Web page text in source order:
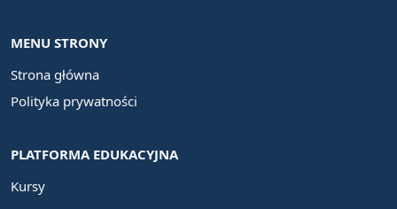
MENU STRONY
Strona główna
Polityka prywatności
PLATFORMA EDUKACYJNA
Kursy